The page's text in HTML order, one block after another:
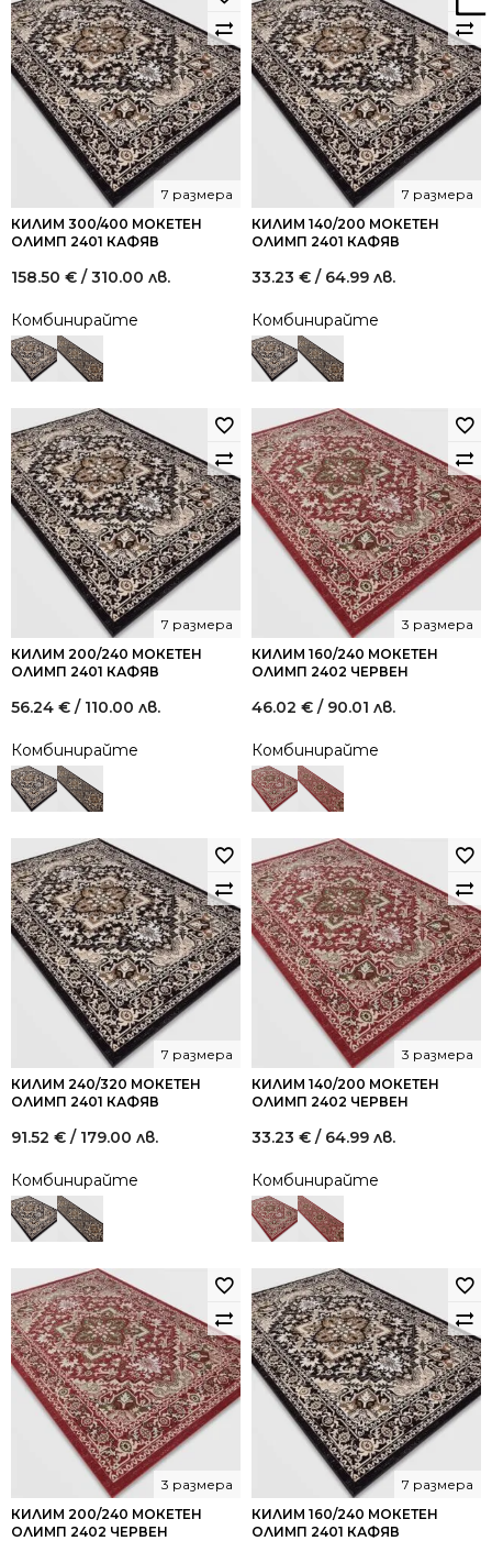
КИЛИМ 300/400 МОКЕТЕН
ОЛИМП 2401 КАФЯВ
7 размера
158.50 € / 310.00 лв.
Комбинирайте
КИЛИМ 140/200 МОКЕТЕН
ОЛИМП 2401 КАФЯВ
7 размера
33.23 € / 64.99 лв.
Комбинирайте
КИЛИМ 200/240 МОКЕТЕН
ОЛИМП 2401 КАФЯВ
7 размера
56.24 € / 110.00 лв.
Комбинирайте
КИЛИМ 160/240 МОКЕТЕН
ОЛИМП 2402 ЧЕРВЕН
3 размера
46.02 € / 90.01 лв.
Комбинирайте
КИЛИМ 240/320 МОКЕТЕН
ОЛИМП 2401 КАФЯВ
7 размера
91.52 € / 179.00 лв.
Комбинирайте
КИЛИМ 140/200 МОКЕТЕН
ОЛИМП 2402 ЧЕРВЕН
3 размера
33.23 € / 64.99 лв.
Комбинирайте
КИЛИМ 200/240 МОКЕТЕН
ОЛИМП 2402 ЧЕРВЕН
3 размера
КИЛИМ 160/240 МОКЕТЕН
ОЛИМП 2401 КАФЯВ
7 размера